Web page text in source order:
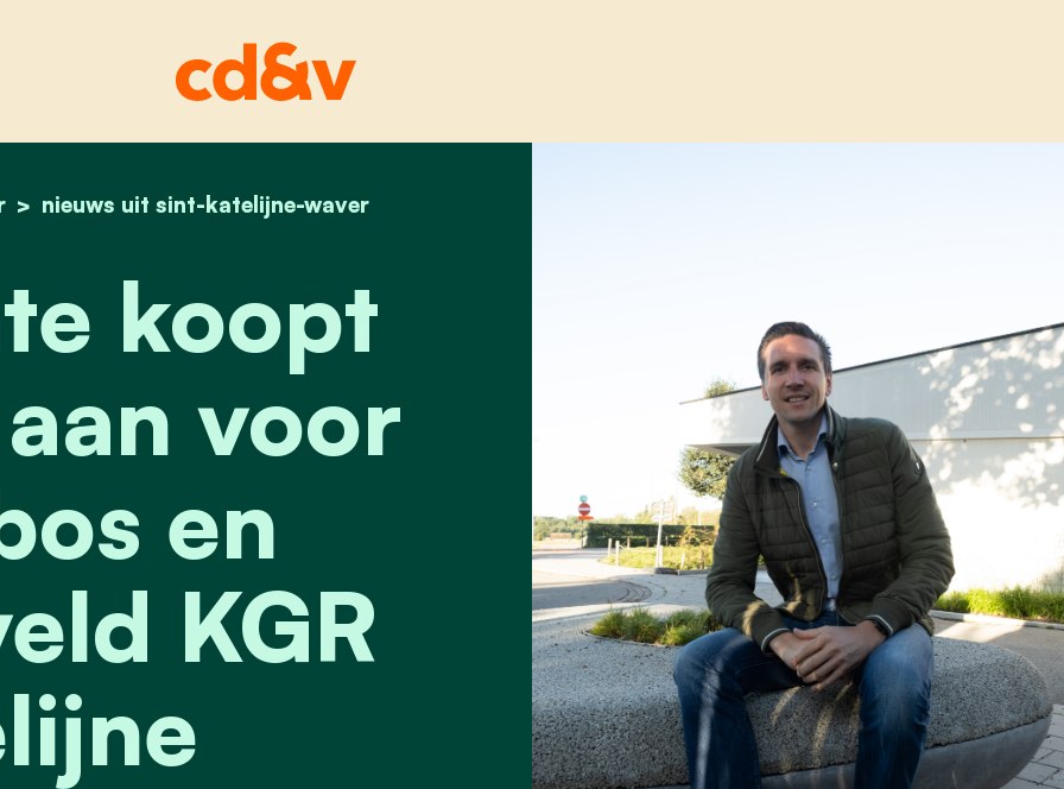
homenieuws uit sint-katelijne-waver
gemeente koopt gronden aan voor extra bos en voetbalveld kgr katelijne
koopt
voor
en
KGR